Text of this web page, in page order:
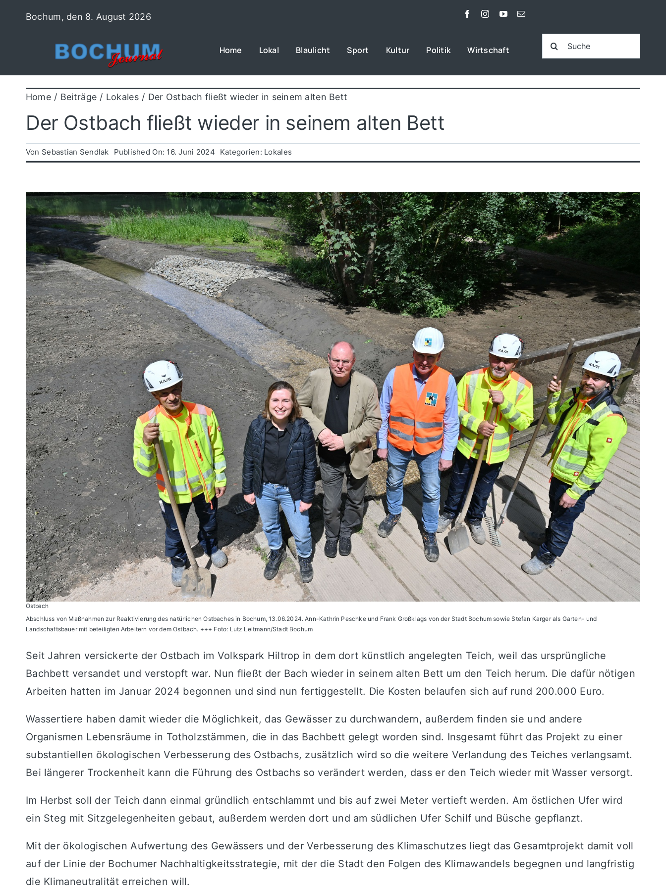
Bochum, den 8. August 2026
Home Lokal Blaulicht Sport Kultur Politik Wirtschaft
Suche
nach:
Home Beiträge Lokales Der Ostbach fließt wieder in seinem alten Bett
Der Ostbach fließt wieder in seinem alten Bett
Von Sebastian Sendlak Published On: 16. Juni 2024 Kategorien: Lokales
Ostbach
Abschluss von Maßnahmen zur Reaktivierung des natürlichen Ostbaches in Bochum, 13.06.2024. Ann-Kathrin Peschke und Frank Großklags von der Stadt Bochum sowie Stefan Karger als Garten- und
Landschaftsbauer mit beteiligten Arbeitern vor dem Ostbach. +++ Foto: Lutz Leitmann/Stadt Bochum
Seit Jahren versickerte der Ostbach im Volkspark Hiltrop in dem dort künstlich angelegten Teich, weil das ursprüngliche
Bachbett versandet und verstopft war. Nun fließt der Bach wieder in seinem alten Bett um den Teich herum. Die dafür nötigen
Arbeiten hatten im Januar 2024 begonnen und sind nun fertiggestellt. Die Kosten belaufen sich auf rund 200.000 Euro.
Wassertiere haben damit wieder die Möglichkeit, das Gewässer zu durchwandern, außerdem finden sie und andere
Organismen Lebensräume in Totholzstämmen, die in das Bachbett gelegt worden sind. Insgesamt führt das Projekt zu einer
substantiellen ökologischen Verbesserung des Ostbachs, zusätzlich wird so die weitere Verlandung des Teiches verlangsamt.
Bei längerer Trockenheit kann die Führung des Ostbachs so verändert werden, dass er den Teich wieder mit Wasser versorgt.
Im Herbst soll der Teich dann einmal gründlich entschlammt und bis auf zwei Meter vertieft werden. Am östlichen Ufer wird
ein Steg mit Sitzgelegenheiten gebaut, außerdem werden dort und am südlichen Ufer Schilf und Büsche gepflanzt.
Mit der ökologischen Aufwertung des Gewässers und der Verbesserung des Klimaschutzes liegt das Gesamtprojekt damit voll
auf der Linie der Bochumer Nachhaltigkeitsstrategie, mit der die Stadt den Folgen des Klimawandels begegnen und langfristig
die Klimaneutralität erreichen will.